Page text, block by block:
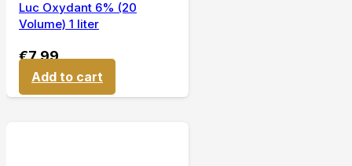
Luc Oxydant 6% (20
Volume) 1 liter
€7,99
Add to cart